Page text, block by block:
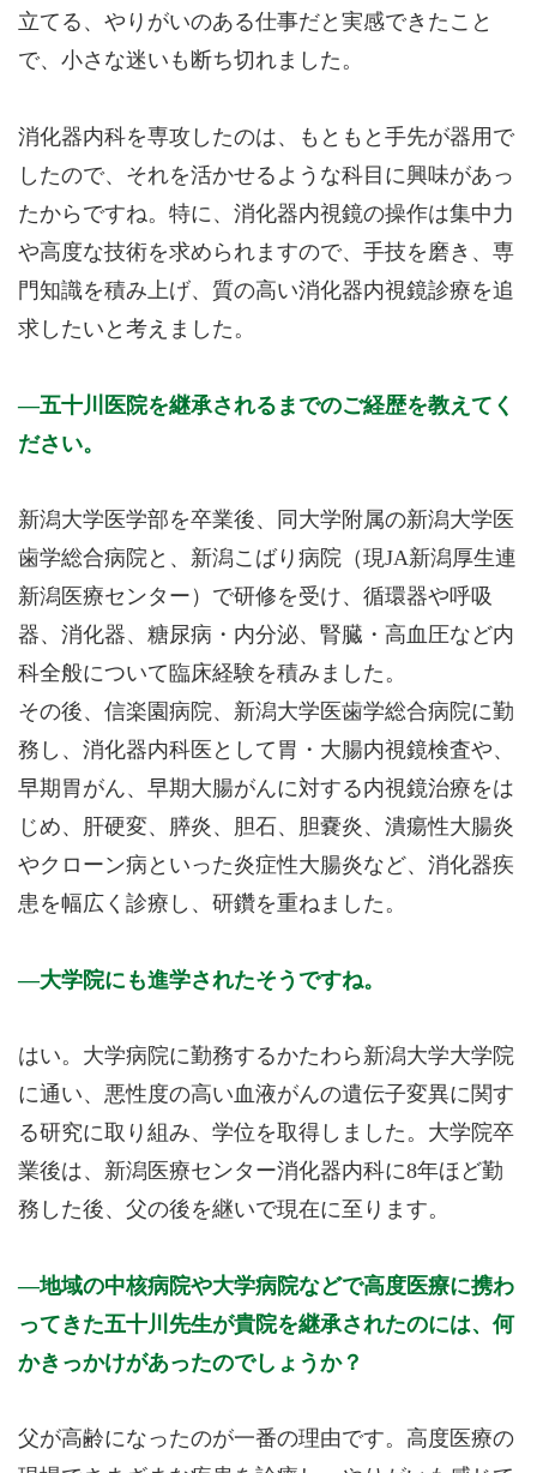
立てる、やりがいのある仕事だと実感できたこと
で、小さな迷いも断ち切れました。
消化器内科を専攻したのは、もともと手先が器用で
したので、それを活かせるような科目に興味があっ
たからですね。特に、消化器内視鏡の操作は集中力
や高度な技術を求められますので、手技を磨き、専
門知識を積み上げ、質の高い消化器内視鏡診療を追
求したいと考えました。
五十川医院を継承されるまでのご経歴を教えてく
ださい。
新潟大学医学部を卒業後、同大学附属の新潟大学医
歯学総合病院と、新潟こばり病院（現JA新潟厚生連
新潟医療センター）で研修を受け、循環器や呼吸
器、消化器、糖尿病・内分泌、腎臓・高血圧など内
科全般について臨床経験を積みました。
その後、信楽園病院、新潟大学医歯学総合病院に勤
務し、消化器内科医として胃・大腸内視鏡検査や、
早期胃がん、早期大腸がんに対する内視鏡治療をは
じめ、肝硬変、膵炎、胆石、胆嚢炎、潰瘍性大腸炎
やクローン病といった炎症性大腸炎など、消化器疾
患を幅広く診療し、研鑽を重ねました。
大学院にも進学されたそうですね。
はい。大学病院に勤務するかたわら新潟大学大学院
に通い、悪性度の高い血液がんの遺伝子変異に関す
る研究に取り組み、学位を取得しました。大学院卒
業後は、新潟医療センター消化器内科に8年ほど勤
務した後、父の後を継いで現在に至ります。
地域の中核病院や大学病院などで高度医療に携わ
ってきた五十川先生が貴院を継承されたのには、何
かきっかけがあったのでしょうか？
父が高齢になったのが一番の理由です。高度医療の